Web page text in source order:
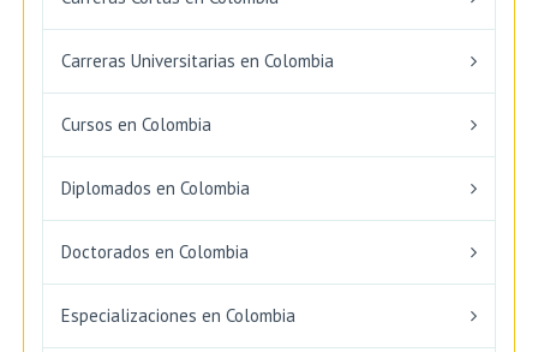
Carreras Universitarias en Colombia
Cursos en Colombia
Diplomados en Colombia
Doctorados en Colombia
Especializaciones en Colombia